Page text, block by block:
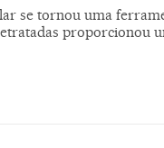
se tornou uma
proporcionou